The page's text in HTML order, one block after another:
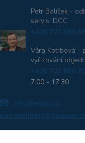
Petr Balíček -
servis, DCC
+420 721 050
Věra Kotrbová -
vyřizování
+420 721 050
7:00 - 17:30
info@espb.cz,
pan.milimetr@seznam.cz